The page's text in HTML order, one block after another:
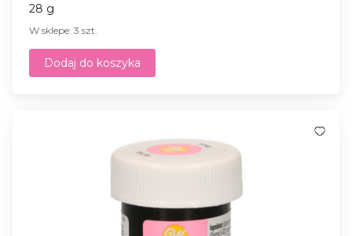
28 g
W sklepe: 3 szt.
Dodaj do koszyka